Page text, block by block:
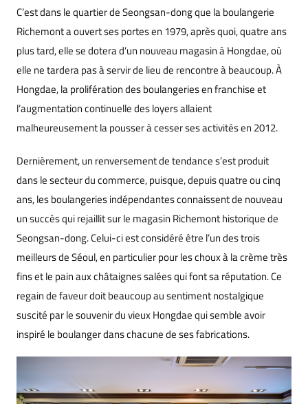
C’est dans le quartier de Seongsan-dong que la boulangerie
Richemont a ouvert ses portes en 1979, après quoi, quatre ans
plus tard, elle se dotera d’un nouveau magasin à Hongdae, où
elle ne tardera pas à servir de lieu de rencontre à beaucoup. À
Hongdae, la prolifération des boulangeries en franchise et
l’augmentation continuelle des loyers allaient
malheureusement la pousser à cesser ses activités en 2012.
Dernièrement, un renversement de tendance s’est produit
dans le secteur du commerce, puisque, depuis quatre ou cinq
ans, les boulangeries indépendantes connaissent de nouveau
un succès qui rejaillit sur le magasin Richemont historique de
Seongsan-dong. Celui-ci est considéré être l’un des trois
meilleurs de Séoul, en particulier pour les choux à la crème très
fins et le pain aux châtaignes salées qui font sa réputation. Ce
regain de faveur doit beaucoup au sentiment nostalgique
suscité par le souvenir du vieux Hongdae qui semble avoir
inspiré le boulanger dans chacune de ses fabrications.